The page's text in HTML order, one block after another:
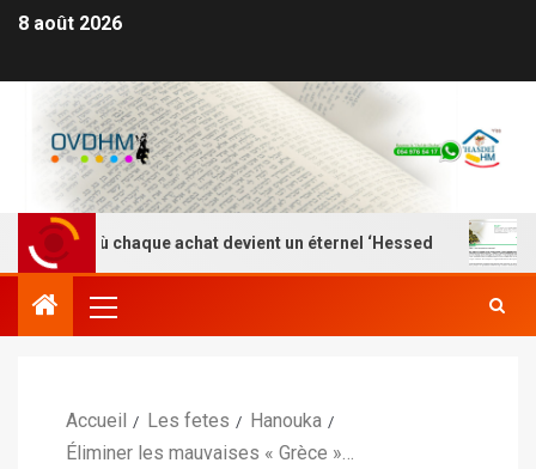
8 août 2026
Là où chaque achat devient un éternel ‘Hessed Nefesh
Accueil Les fetes
Hanouka
Éliminer les mauvaises « Grèce »…